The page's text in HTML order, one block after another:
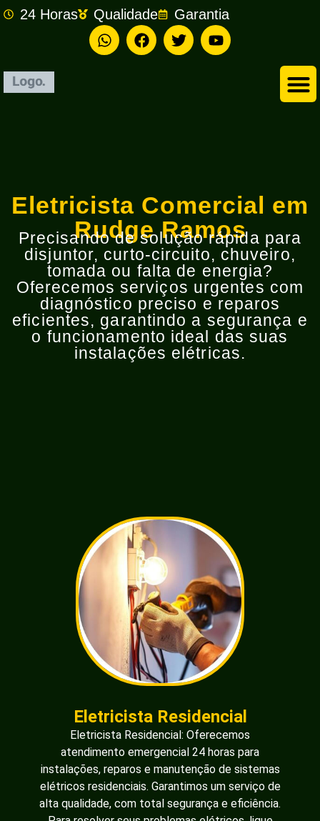
24 Horas Qualidade Garantia
Eletricista Comercial em
Rudge Ramos
Precisando de solução rápida para
disjuntor, curto-circuito, chuveiro,
tomada ou falta de energia?
Oferecemos serviços urgentes com
diagnóstico preciso e reparos
eficientes, garantindo a segurança e
o funcionamento ideal das suas
instalações elétricas.
Eletricista Residencial
Eletricista Residencial: Oferecemos
atendimento emergencial 24 horas para
instalações, reparos e manutenção de sistemas
elétricos residenciais. Garantimos um serviço de
alta qualidade, com total segurança e eficiência.